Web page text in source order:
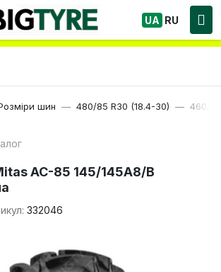
Великий вибір Шин, швидка
доставка по Україні!
UA RU
шин 480/85 R30 (18.4-30) 460/
AC-85 145/145A8/B
332046